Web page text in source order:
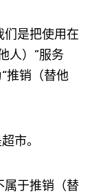
们是把使用在
人）”服务
推销（替他
市。
属于推销（替